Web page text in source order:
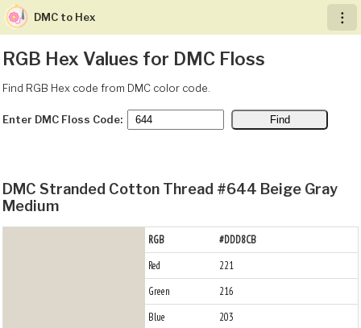
︙
DMC to Hex
RGB Hex Values for DMC Floss
Find RGB Hex code from DMC color code.
Enter DMC Floss Code:
DMC Stranded Cotton Thread #644 Beige Gray
Medium
RGB
#DDD8CB
Red
221
Green
216
Blue
203